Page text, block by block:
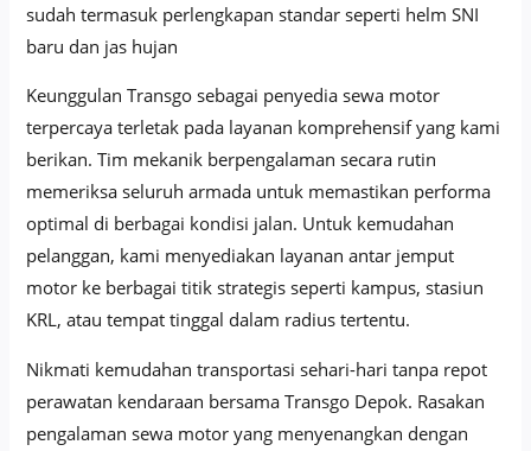
sudah termasuk perlengkapan standar seperti helm SNI
baru dan jas hujan
Keunggulan Transgo sebagai penyedia sewa motor
terpercaya terletak pada layanan komprehensif yang kami
berikan. Tim mekanik berpengalaman secara rutin
memeriksa seluruh armada untuk memastikan performa
optimal di berbagai kondisi jalan. Untuk kemudahan
pelanggan, kami menyediakan layanan antar jemput
motor ke berbagai titik strategis seperti kampus, stasiun
KRL, atau tempat tinggal dalam radius tertentu.
Nikmati kemudahan transportasi sehari-hari tanpa repot
perawatan kendaraan bersama Transgo Depok. Rasakan
pengalaman sewa motor yang menyenangkan dengan